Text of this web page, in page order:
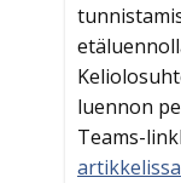
luennon
Teams-
artikkelissa